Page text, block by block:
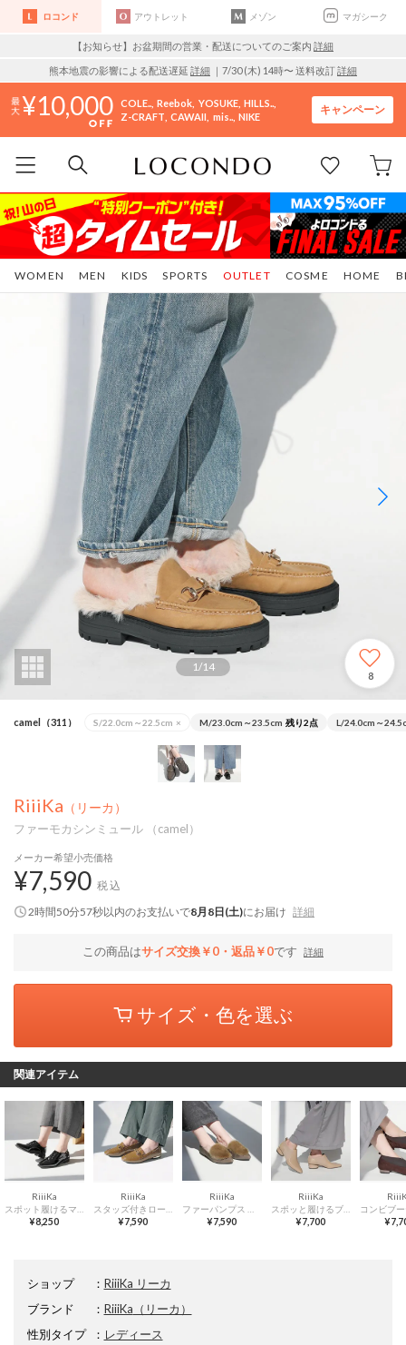
ロコンド アウトレット メゾン マガシーク
【お知らせ】お盆期間の営業・配送についてのご案内 詳細
熊本地震の影響による配送遅延 詳細 ｜7/30 (木) 14時〜 送料改訂詳細
10,000 COLE.. Reebok YOSUKE HILLS..
Z-CRAFT CAWAII mis.. NIKE
キャンペーン
WOMEN MEN KIDS SPORTS COSME HOME
OUTLET
1/14
8
camel（311） S/22.0cm～22.5cm × M/23.0cm～23.5cm 残り2点 L/24.0cm～
RiiiKa （リーカ）
ファーモカシンミュール （camel）
メーカー希望小売価格
¥7,590 税込
2時間50分56秒以内のお支払いで8月8日(土)にお届け 詳細
この商品はサイズ交換￥0・返品￥0です 詳細
サイズ・色を選ぶ
関連アイテム
RiiiKa
¥8,250
RiiiKa
¥7,590
RiiiKa
¥7,590
RiiiKa
¥7,700
ショップ ： RiiiKa リーカ
ブランド
： RiiiKa （リーカ）
性別タイプ
： レディース